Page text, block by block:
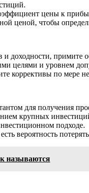
цены к
ценой, чтобы
доходности, примите
целями и уровнем
коррективы по мере
для получения
крупных
подходе.
вероятность
называются